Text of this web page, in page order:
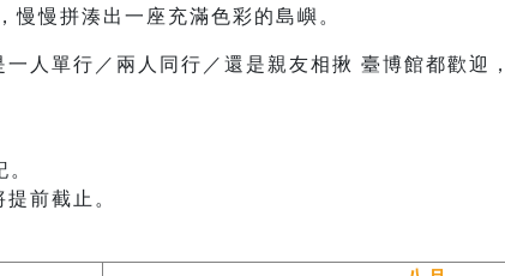
慢慢拼湊出一座充滿色彩的島嶼。
人單行／兩人同行／還是親友相揪 臺博館都歡迎
前截止。